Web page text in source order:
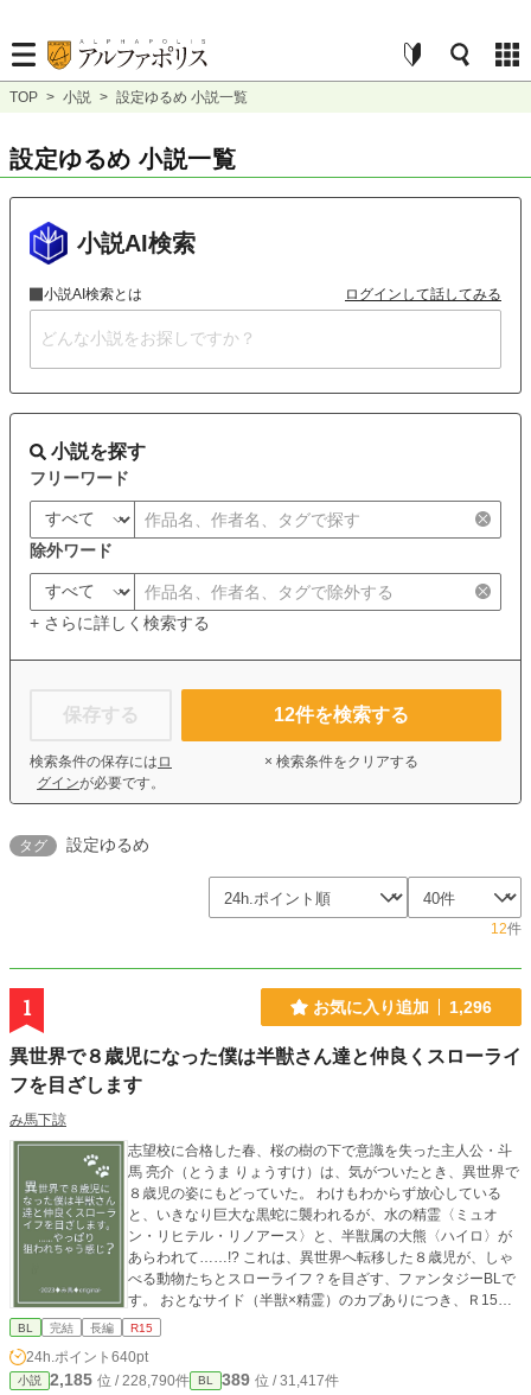
TOP > 小説 > 設定ゆるめ 小説一覧
設定ゆるめ 小説一覧
小説AI検索
小説AI検索とは ログインして話してみる
小説を探す
フリーワード
除外ワード
+ さらに詳しく検索する
保存する
検索条件の保存には ロ
グインが必要です。
12件を検索する
× 検索条件をクリアする
タグ 設定ゆるめ
12件
1 お気に入り追加 1,296
異世界で８歳児になった僕は半獣さん達と仲良くスローライ
フを目ざします
み馬下諒
志望校に合格した春、桜の樹の下で意識を失った主人公・斗
馬 亮介（とうま りょうすけ）は、気がついたとき、異世界で
８歳児の姿にもどっていた。 わけもわからず放心している
と、いきなり巨大な黒蛇に襲われるが、水の精霊〈ミュオ
ン・リヒテル・リノアース〉と、半獣属の大熊〈ハイロ〉が
あらわれて……!? これは、異世界へ転移した８歳児が、しゃ
べる動物たちとスローライフ？を目ざす、ファンタジーBLで
す。 おとなサイド（半獣×精霊）のカプありにつき、Ｒ15に
しておきました。 ※ 造語、出産描写あり。前置き長め。第21
22〜27話あたり）がオススメです。物語の傾向がわかりやす
いかと思います★ ★第11回BL小説大賞エントリー作品★最終
BL 完結 長編 R15
24h.ポイント 640pt
小説 2,185 位 / 228,790件 BL 389 位 / 31,417件